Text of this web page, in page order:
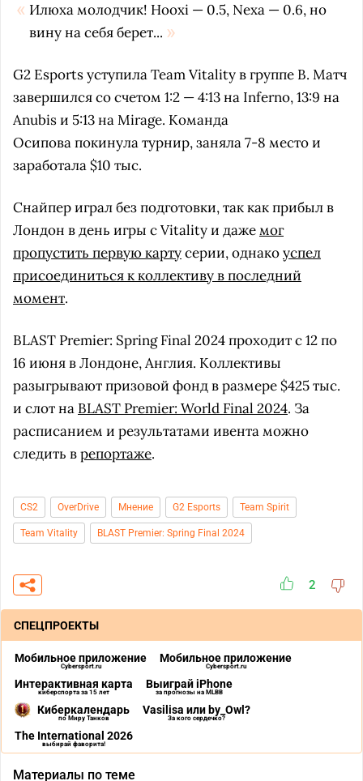
Илюха молодчик! Hooxi — 0.5, Nexa — 0.6, но
вину на себя берет...
G2 Esports уступила Team Vitality в группе В. Матч
завершился со счетом 1:2 — 4:13 на Inferno, 13:9 на
Anubis и 5:13 на Mirage. Команда
Осипова покинула турнир, заняла 7-8 место и
заработала $10 тыс.
Cнайпер играл без подготовки, так как прибыл в
Лондон в день игры с Vitality и дажемог
пропустить первую картусерии, однакоуспел
присоединиться к коллективу в последний
момент.
BLAST Premier: Spring Final 2024 проходит с 12 по
16 июня в Лондоне, Англия. Коллективы
разыгрывают призовой фонд в размере $425 тыс.
и слот на BLAST Premier: World Final 2024. За
расписанием и результатами ивента можно
следить врепортаже.
CS2 OverDrive Мнение G2 Esports Team Spirit
Team Vitality BLAST Premier: Spring Final 2024
2
СПЕЦПРОЕКТЫ
Мобильное приложение
Cybersport.ru
Мобильное приложение
Cybersport.ru
Интерактивная карта
киберспорта за 15 лет
Выиграй iPhone
за прогнозы на MLBB
Киберкалендарь
по Миру Танков
Vasilisa или by_Owl?
За кого сердечко?
The International 2026
выбирай фаворита!
Материалы по теме